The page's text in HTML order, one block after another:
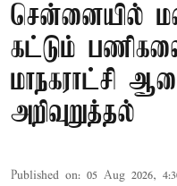
சென்னையில்
கட்டும்
மாநகராட்சி
அறிவுறுத்தல்
Published on: 05 Aug 2026,